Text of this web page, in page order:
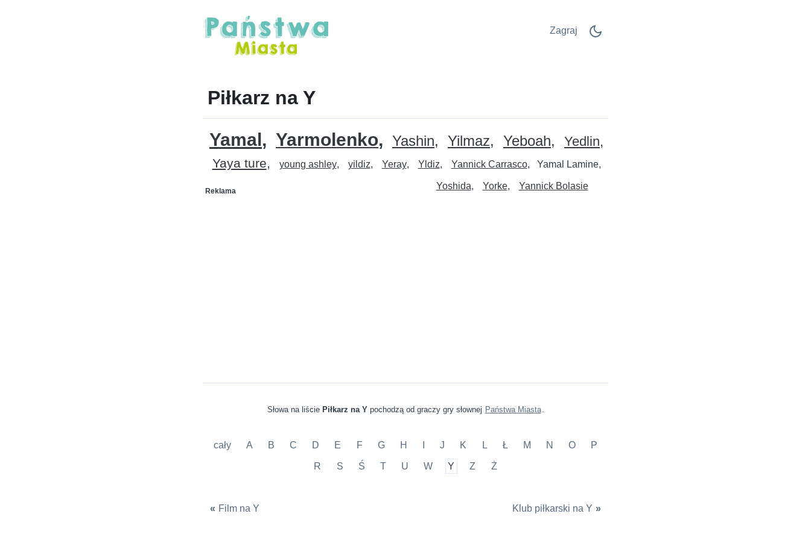
Zagraj
Piłkarz na Y
Yamal Yarmolenko Yashin Yilmaz Yeboah Yedlin
Yaya ture young ashley yildiz Yeray Yldiz Yannick Carrasco Yamal Lamine
Yoshida Yorke
Reklama Yannick Bolasie
Słowa na liście Piłkarz na Ypochodzą od graczy gry słownej Państwa Miasta.
cały A B C D E F G H J K L Ł M N O P
R S Ś T U W Y Z Ż
« Film na Y Klub piłkarski na Y »